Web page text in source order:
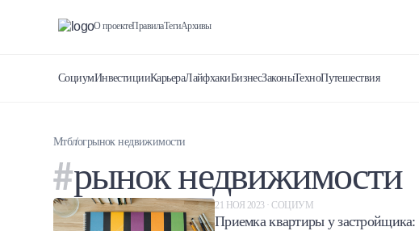
О проектеПравилаТегиАрхивы
СоциумИнвестицииКарьераЛайфхакиБизнесЗаконыТехноПутешествия
Мтблогрынок недвижимости
рынок недвижимости
21 НОЯ 2023 · СОЦИУМ
Приемка квартиры у